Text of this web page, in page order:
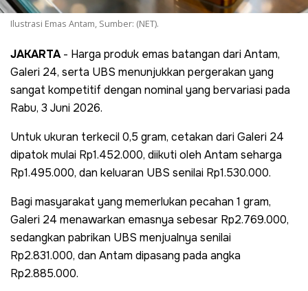
Ilustrasi Emas Antam, Sumber: (NET).
JAKARTA- Harga produk emas batangan dari Antam,
Galeri 24, serta UBS menunjukkan pergerakan yang
sangat kompetitif dengan nominal yang bervariasi pada
Rabu, 3 Juni 2026.
Untuk ukuran terkecil 0,5 gram, cetakan dari Galeri 24
dipatok mulai Rp1.452.000, diikuti oleh Antam seharga
Rp1.495.000, dan keluaran UBS senilai Rp1.530.000.
Bagi masyarakat yang memerlukan pecahan 1 gram,
Galeri 24 menawarkan emasnya sebesar Rp2.769.000,
sedangkan pabrikan UBS menjualnya senilai
Rp2.831.000, dan Antam dipasang pada angka
Rp2.885.000.